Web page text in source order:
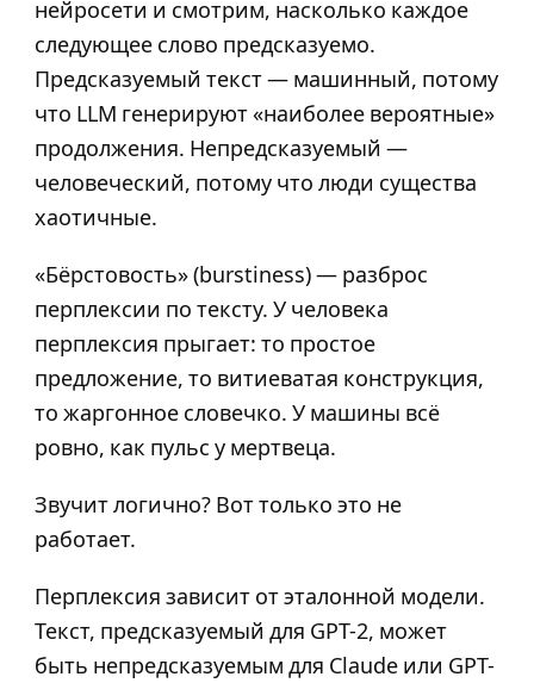
нейросети и смотрим, насколько каждое
следующее слово предсказуемо.
Предсказуемый текст — машинный, потому
что LLM генерируют «наиболее вероятные»
продолжения. Непредсказуемый —
человеческий, потому что люди существа
хаотичные.
«Бёрстовость» (burstiness) — разброс
перплексии по тексту. У человека
перплексия прыгает: то простое
предложение, то витиеватая конструкция,
то жаргонное словечко. У машины всё
ровно, как пульс у мертвеца.
Звучит логично? Вот только это не
работает.
Перплексия зависит от эталонной модели.
Текст, предсказуемый для GPT-2, может
быть непредсказуемым для Claude или GPT-